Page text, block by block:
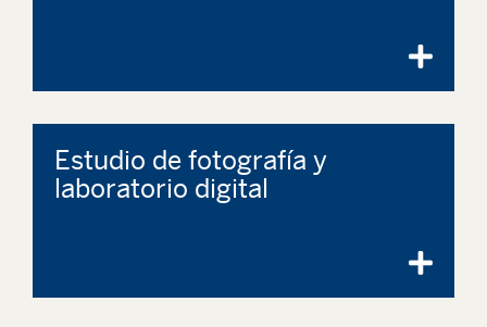
Estudio de fotografía y
laboratorio digital